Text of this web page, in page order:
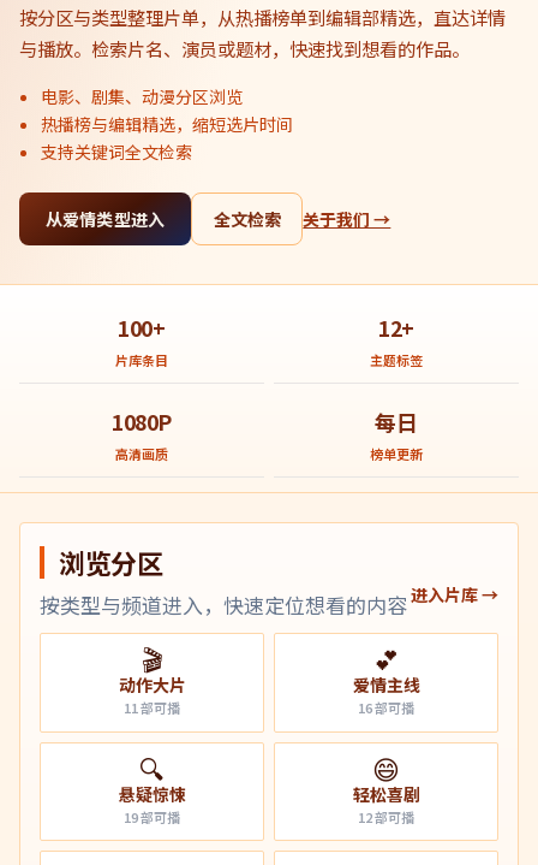
按分区与类型整理片单，从热播榜单到编辑部精选，直达详情
与播放。检索片名、演员或题材，快速找到想看的作品。
电影、剧集、动漫分区浏览
热播榜与编辑精选，缩短选片时间
支持关键词全文检索
从爱情类型进入 全文检索 关于我们 →
100+
片库条目
12+
主题标签
1080P
高清画质
每日
榜单更新
浏览分区
按类型与频道进入，快速定位想看的内容进入片库 →
🎬
动作大片
11部可播
💕
爱情主线
16部可播
🔍
悬疑惊悚
19部可播
😄
轻松喜剧
12部可播